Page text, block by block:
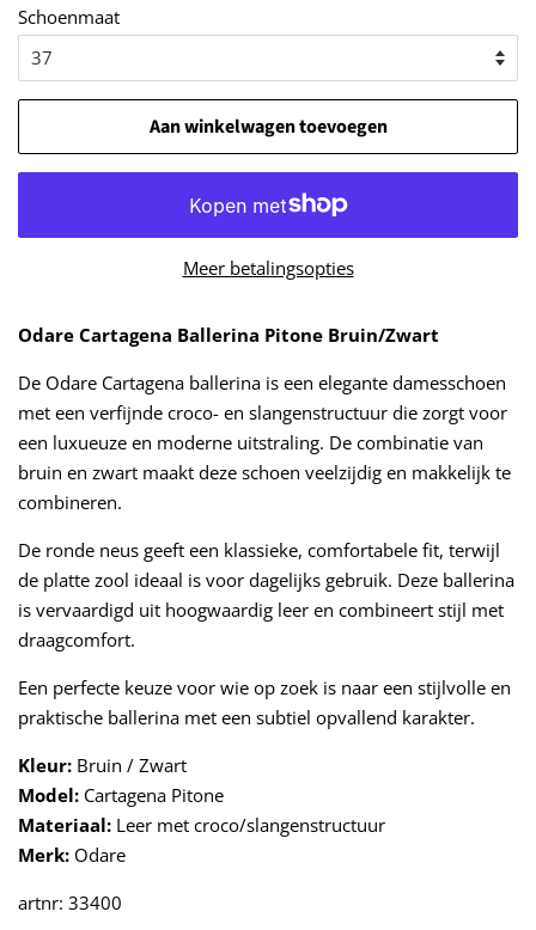
Schoenmaat
Aan winkelwagen toevoegen
Meer betalingsopties
Odare Cartagena Ballerina Pitone Bruin/Zwart
De Odare Cartagena ballerina is een elegante damesschoen
met een verfijnde croco- en slangenstructuur die zorgt voor
een luxueuze en moderne uitstraling. De combinatie van
bruin en zwart maakt deze schoen veelzijdig en makkelijk te
combineren.
De ronde neus geeft een klassieke, comfortabele fit, terwijl
de platte zool ideaal is voor dagelijks gebruik. Deze ballerina
is vervaardigd uit hoogwaardig leer en combineert stijl met
draagcomfort.
Een perfecte keuze voor wie op zoek is naar een stijlvolle en
praktische ballerina met een subtiel opvallend karakter.
Kleur: Bruin / Zwart
Model: Cartagena Pitone
Materiaal: Leer met croco/slangenstructuur
Merk: Odare
artnr: 33400